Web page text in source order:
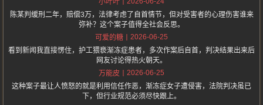
小叶叶
陈某判缓刑二年，赔偿3万，法律考虑了自首情节，但对受害者的心理伤害谁来
弥补？这个案子值得全社会反思。
可爱的糖
2026-06-25
看到新闻我直接愣住，护工猥亵渐冻症患者，多次作案后自首，判决结果出来后
网友讨论得热火朝天。
万能皮
2026-06-25
这种案子最让人愤怒的就是利用信任作恶，渐冻症女子遭侵害，法院判决虽已
下，但行业规范必须尽快跟上。